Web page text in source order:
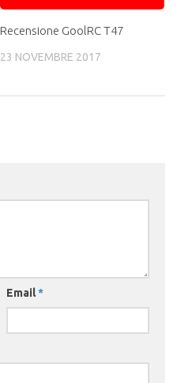
Recensione GoolRC T47
23 NOVEMBRE 2017
Email*